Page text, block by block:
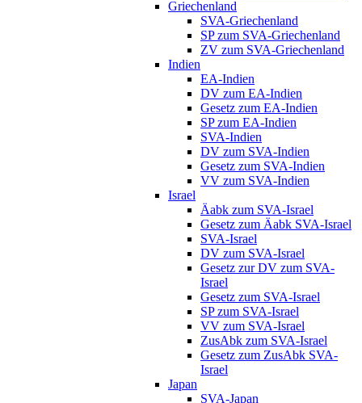
Griechenland
SVA-Griechenland
SP zum SVA-Griechenland
ZV zum SVA-Griechenland
Indien
EA-Indien
DV zum EA-Indien
Gesetz zum EA-Indien
SP zum EA-Indien
SVA-Indien
DV zum SVA-Indien
Gesetz zum SVA-Indien
VV zum SVA-Indien
Israel
Äabk zum SVA-Israel
Gesetz zum Äabk SVA-Israel
SVA-Israel
DV zum SVA-Israel
Gesetz zur DV zum SVA-
Israel
Gesetz zum SVA-Israel
SP zum SVA-Israel
VV zum SVA-Israel
ZusAbk zum SVA-Israel
Gesetz zum ZusAbk SVA-
Israel
Japan
SVA-Japan